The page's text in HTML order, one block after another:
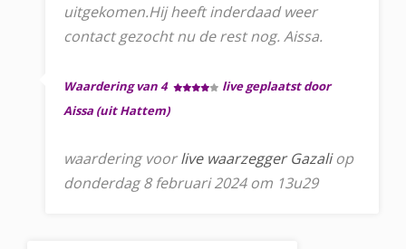
uitgekomen.Hij heeft inderdaad weer
contact gezocht nu de rest nog. Aissa.
Waardering van 4
live geplaatst door
Aissa (uit Hattem)
waardering voorlive waarzegger Gazaliop
donderdag 8 februari 2024 om 13u29